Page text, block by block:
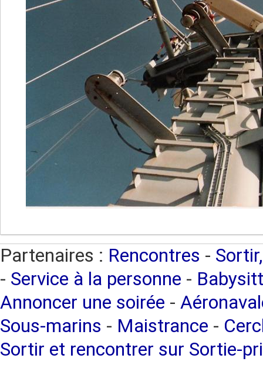
Partenaires : Rencontres -
- Service à la personne -
Annoncer une soirée -
Sous-marins - Maistrance -
Sortir et rencontrer sur Sortie-